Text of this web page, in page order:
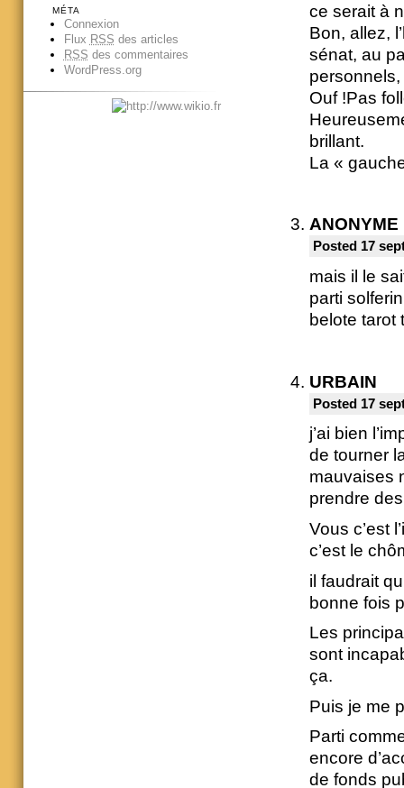
ce serait à
Bon, allez,
sénat, au
personnels,
Ouf !Pas
brillant.
La «
ANONYME
Posted 17
mais il le
parti
belote
URBAIN
Posted 17
j’ai bien
de tourner
mauvaises
prendre
Vous c’est
c’est le
il faudrait
bonne fois
Les
sont
ça.
Puis je me
Parti
encore
de fonds
MÉTA
Connexion
Flux RSS des articles
RSS des commentaires
WordPress.org